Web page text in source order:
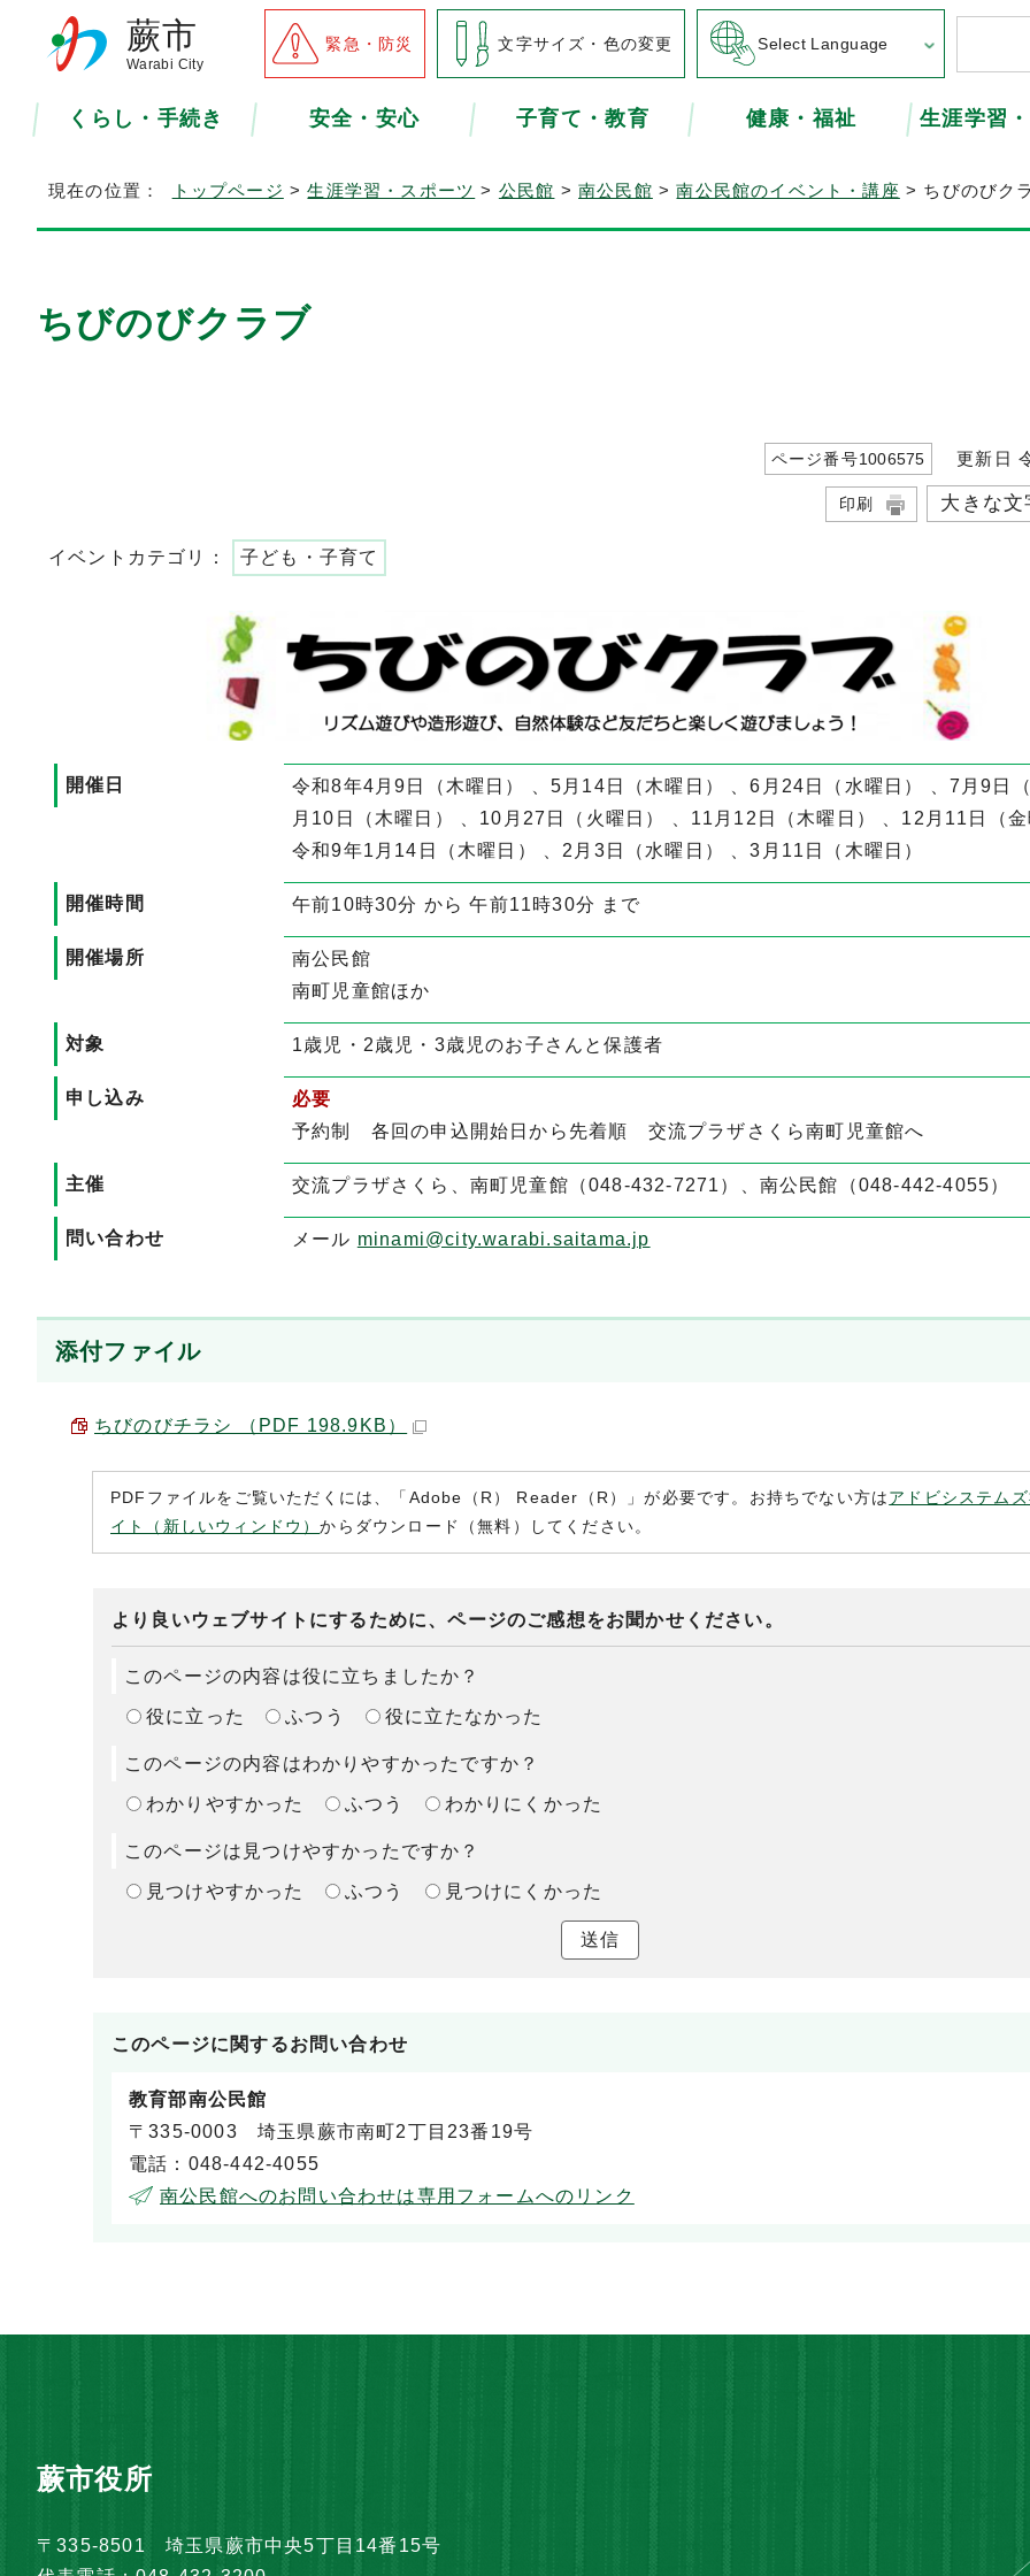
蕨市
Warabi City
緊急・防災 文字サイズ・色の変更 Select Language
くらし・手続き 安全・安心 子育て・教育 健康・福祉 生涯学習
現在の位置： トップページ >生涯学習・スポーツ > 公民館 >南公民館 >南公民館のイベント・講座 > ちびのびク
ちびのびクラブ
ページ番号1006575 更新日
印刷 大きな
イベントカテゴリ： 子ども・子育て
開催日
令和8年4月9日（木曜日） 、5月14日（木曜日） 、6月24日（水曜日） 、7月9日
月10日（木曜日） 、10月27日（火曜日） 、11月12日（木曜日） 、12月11日（
令和9年1月14日（木曜日） 、2月3日（水曜日） 、3月11日（木曜日）
開催時間 午前10時30分 から 午前11時30分 まで
開催場所
南公民館
南町児童館ほか
対象 1歳児・2歳児・3歳児のお子さんと保護者
申し込み
必要
予約制 各回の申込開始日から先着順 交流プラザさくら南町児童館へ
主催 交流プラザさくら、南町児童館（048-432-7271）、南公民館（048-442-4055）
問い合わせ メール minami@city.warabi.saitama.jp
添付ファイル
ちびのびチラシ （PDF 198.9KB）
PDFファイルをご覧いただくには、「Adobe（R） Reader（R）」が必要です。お持ちでない方はアドビシステム
イト（新しいウィンドウ）からダウンロード（無料）してください。
より良いウェブサイトにするために、ページのご感想をお聞かせください。
このページの内容は役に立ちましたか？
役に立った ふつう 役に立たなかった
このページの内容はわかりやすかったですか？
わかりやすかった ふつう わかりにくかった
このページは見つけやすかったですか？
見つけやすかった ふつう 見つけにくかった
送信
このページに関するお問い合わせ
教育部南公民館
〒335-0003 埼玉県蕨市南町2丁目23番19号
電話：048-442-4055
南公民館へのお問い合わせは専用フォームへのリンク
蕨市役所
〒335-8501 埼玉県蕨市中央5丁目14番15号